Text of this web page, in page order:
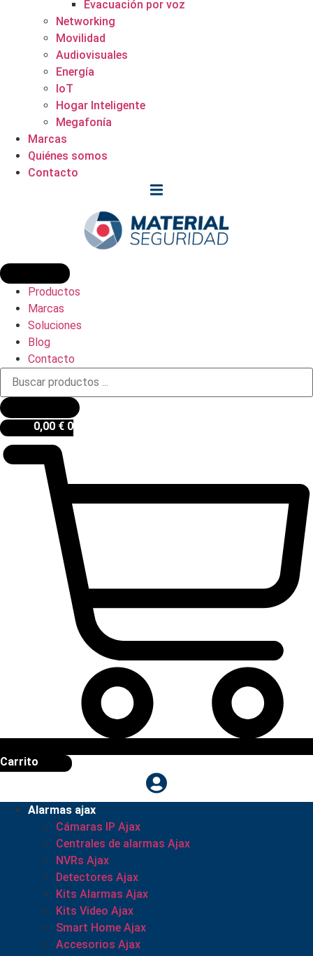
Evacuación por voz
Networking
Movilidad
Audiovisuales
Energía
IoT
Hogar Inteligente
Megafonía
Marcas
Quiénes somos
Contacto
Productos
Marcas
Soluciones
Blog
Contacto
Búsqueda
productos
0,00 € 0
Carrito
Alarmas ajax
Cámaras IP Ajax
Centrales de alarmas Ajax
NVRs Ajax
Detectores Ajax
Kits Alarmas Ajax
Kits Video Ajax
Smart Home Ajax
Accesorios Ajax